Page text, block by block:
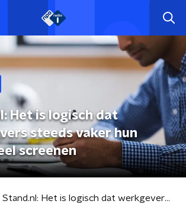
Het is logisch dat
steeds vaker hun
screenen
Stand.nl: Het is logisch dat werkgevers steeds vaker hun personeel screenen